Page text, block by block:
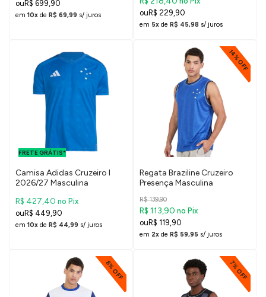
R$ 699,90
em 10x de R$ 69,99 s/ juros
R$ 229,90
em 5x de R$ 45,98 s/ juros
FRETE GRÁTIS*
FRETE GRÁTIS
PARA O DF E
SUDESTE
Camisa Adidas Cruzeiro I
2026/27 Masculina
R$ 427,40 no Pix
R$ 449,90
em 10x de R$ 44,99 s/ juros
14% OFF
Regata Braziline Cruzeiro
Presença Masculina
R$ 139,90
R$ 113,90 no Pix
R$ 119,90
em 2x de R$ 59,95 s/ juros
8% OFF 7% OFF